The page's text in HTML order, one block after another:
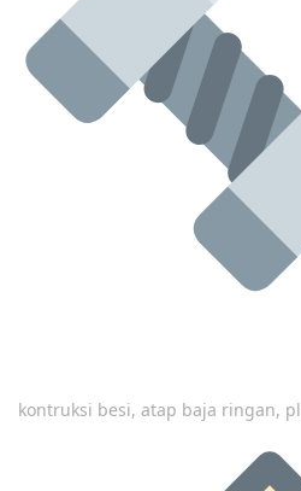
kontruksi besi, atap baja ringan,